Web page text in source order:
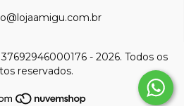
- 2026. Todos os
reservados.